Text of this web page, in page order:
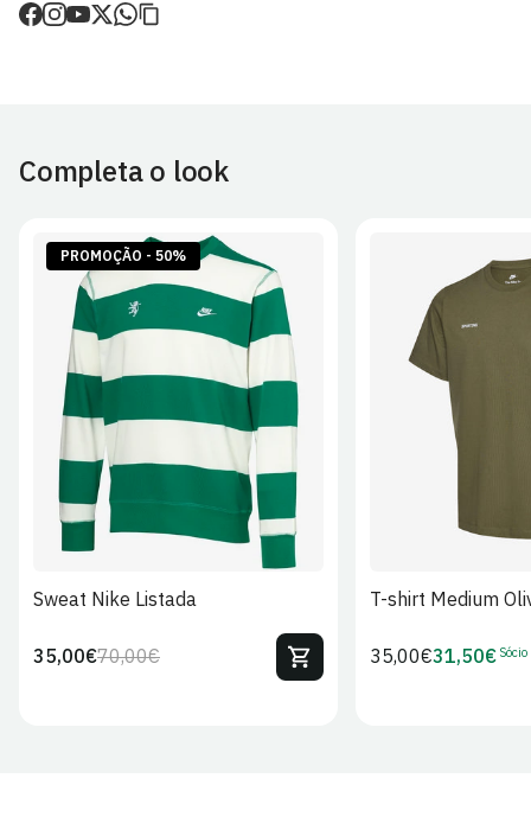
Sporting CP!
Artigos personalizados não podem ser devolvidos.
de EnvioeDevoluções
Completa o look
PROMOÇÃO - 50%
S XL 2XL
Sweat Nike Listada
Preço
70,00€Preço
35,00€
T-shirt Medium
Preço
35,00€Preço
31,50€ Sócio